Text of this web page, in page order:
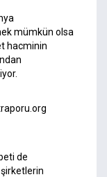
mümkün olsa
hacminin
de